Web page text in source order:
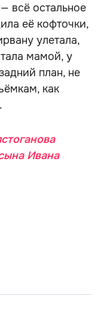
всё остальное
её кофточки,
улетала,
мамой, у
план, не
как
Ивана